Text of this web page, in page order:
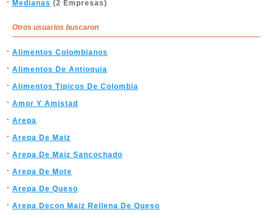
Medianas (2 Empresas)
Otros usuarios buscaron
Alimentos Colombianos
Alimentos De Antioquia
Alimentos Tipicos De Colombia
Amor Y Amistad
Arepa
Arepa De Maiz
Arepa De Maiz Sancochado
Arepa De Mote
Arepa De Queso
Arepa Decon Maiz Rellena De Queso